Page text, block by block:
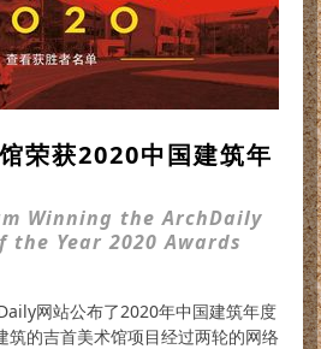
荣获2020中国建筑年
Winning the ArchDaily
Year 2020 Awards
网站公布了2020年中国建筑年度
筑的吉首美术馆项目经过两轮的网络